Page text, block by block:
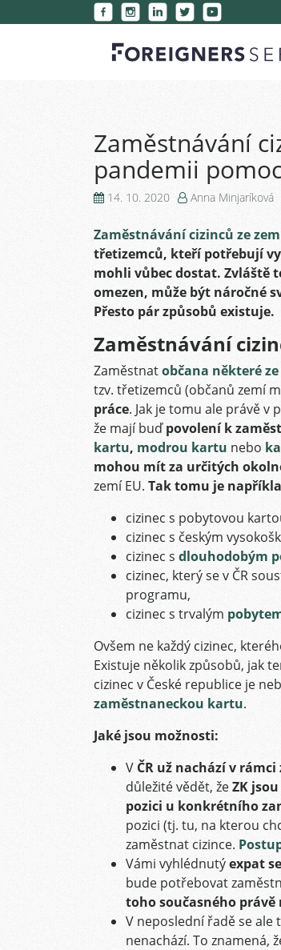
Zaměstnávání
pandemii
14. 10. 2020 Anna Minjaríková
Zaměstnávání cizinců ze
třetizemců, kteří potřebují
mohli vůbec dostat. Zvláště
omezen, může být náročné
Přesto pár způsobů existuje.
Zaměstnávání
Zaměstnatobčana některé ze
tzv. třetizemců (občanů zemí
práce. Jak je tomu ale právě v
že mají buďpovolení k
kartu, modrou kartu nebo
mohou mít za určitých
zemí EU. Tak tomu je
cizinec s pobytovou
cizinec s českým
cizinec s dlouhodobým
cizinec, který se v ČR
programu,
cizinec s trvalým
Ovšem ne každý cizinec,
Existuje několik způsobů, jak
cizinec v České republice je
zaměstnaneckou kartu.
Jaké jsou možnosti:
V ČR už nachází v
důležité vědět, žeZK
pozici u konkrétního
pozici (tj. tu, na kterou
zaměstnat cizince.
Vámi vyhlédnutýexpat
bude potřebovat
toho současného právě
V neposlední řadě se ale
nenachází. To znamená,